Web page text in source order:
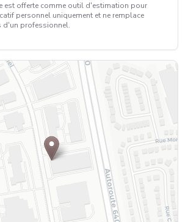
est offerte comme outil d'estimation pour
personnel uniquement et ne remplace
d'un professionnel.